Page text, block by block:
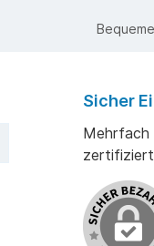
Sicher
Mehrfach